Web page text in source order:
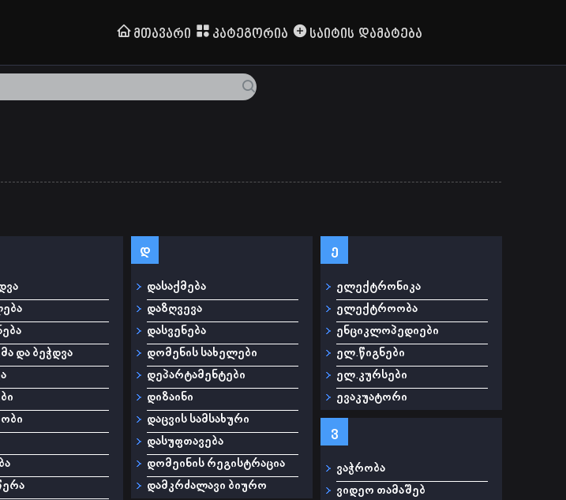
Მთავარი Კატეგორია Საიტის Დამატება
და ბეჭდვა
დ
დასაქმება
დაზღვევა
დასვენება
დომენის სახელები
დეპარტამენტები
დიზაინი
დაცვის სამსახური
დასუფთავება
დომეინის რეგისტრაცია
დამკრძალავი ბიურო
ე
ელექტრონიკა
ელექტროობა
ენციკლოპედიები
ელ.წიგნები
ელ.კურსები
ევაკუატორი
ვ
ვაჭრობა
ვიდეო თამაშებ